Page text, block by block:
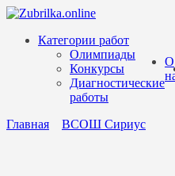
Перейти
содержанию
Категории работ
Олимпиады
Конкурсы
Диагностические
работы
О
Главная ВСОШ Сириус